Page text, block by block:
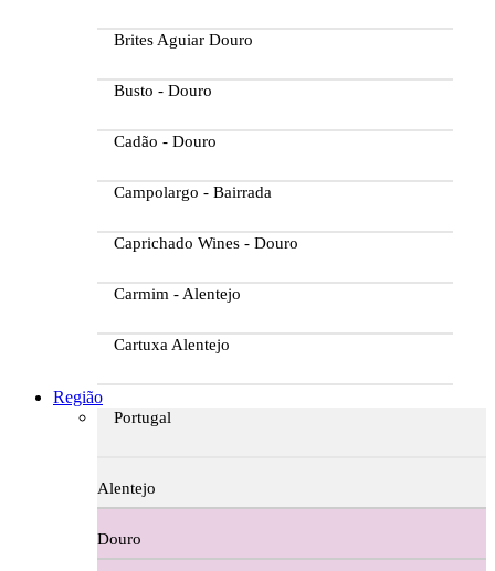
Brites Aguiar Douro
Busto - Douro
Cadão - Douro
Campolargo - Bairrada
Caprichado Wines - Douro
Carmim - Alentejo
Cartuxa Alentejo
Casa Dos Migueis Douro
Casa Relvas Alentejo
Região
Portugal
Alentejo
Douro